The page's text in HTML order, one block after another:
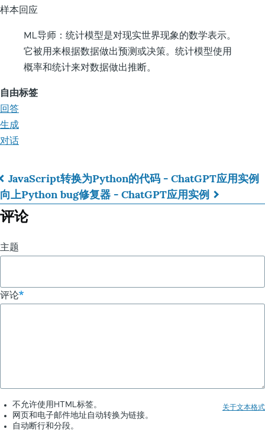
样本回应
ML导师：统计模型是对现实世界现象的数学表示。
它被用来根据数据做出预测或决策。统计模型使用
概率和统计来对数据做出推断。
自由标签
回答
生成
对话
书
籍
历
接：
模
型
导
JavaScript转换为Python的代码 - ChatGPT应用实例
向上Python bug修复器 - ChatGPT应用实例
评论
主题
评论
关于文本格式
不允许使用HTML标签。
网页和电子邮件地址自动转换为链接。
自动断行和分段。